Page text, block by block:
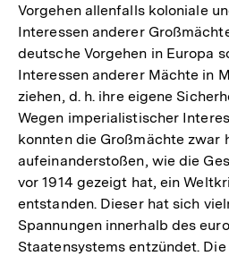
Vorgehen allenfalls koloniale
Interessen anderer
deutsche Vorgehen in Europa
Interessen anderer Mächte in
ziehen, d. h. ihre eigene
Wegen imperialistischer
konnten die Großmächte zwar
aufeinanderstoßen, wie die
vor 1914 gezeigt hat, ein
entstanden. Dieser hat sich
Spannungen innerhalb des
Staatensystems entzündet.